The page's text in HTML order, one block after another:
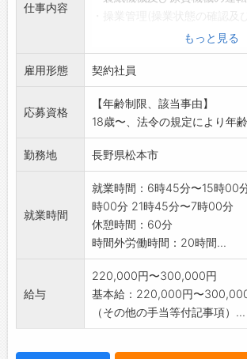
仕事内容
・紙質管理(色別・色調整・強
ファイル・
欠陥他)
・仕上管理(仕上設備の運転、
他)
◎変更の範囲:松本工場内職場(
術部・環境管理室
・工務部施設動力課(電気計装
管理室)
もっと見る
雇用形態 契約社員
応募資格
【年齢制限、該当事由】
18歳〜、法令の規定により年
勤務地 長野県松本市
就業時間
就業時間：6時45分〜15時00
時00分 21時45分〜7時00分
休憩時間：60分
時間外労働時間：20時間...
給与
220,000円〜300,000円
基本給：220,000円〜
（その他の手当等付記事項）...